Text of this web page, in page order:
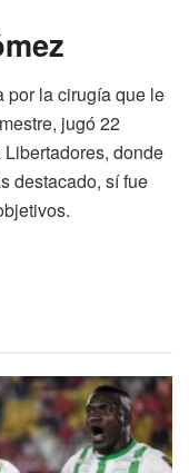
por la cirugía que le
jugó 22
donde
destacado, sí fue